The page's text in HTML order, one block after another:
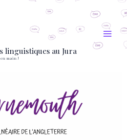
linguistiques au Jura
main !